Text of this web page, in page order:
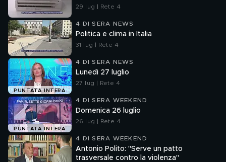
29 lug | Rete 4
4 DI SERA NEWS
Politica e clima in Italia
31 lug | Rete 4
PUNTATA INTERA
4 DI SERA NEWS
Lunedì 27 luglio
27 lug | Rete 4
PUNTATA INTERA
4 DI SERA WEEKEND
Domenica 26 luglio
26 lug | Rete 4
4 DI SERA WEEKEND
Antonio Polito: "Serve un patto
trasversale contro la violenza"